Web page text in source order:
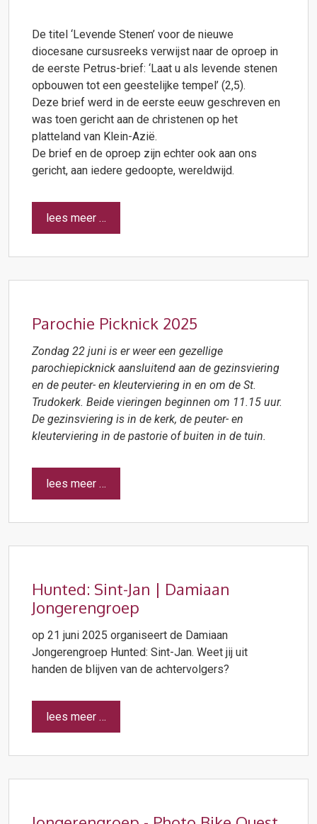
De titel ‘Levende Stenen’ voor de nieuwe
diocesane cursusreeks verwijst naar de oproep in
de eerste Petrus-brief: ‘Laat u als levende stenen
opbouwen tot een geestelijke tempel’ (2,5).
Deze brief werd in de eerste eeuw geschreven en
was toen gericht aan de christenen op het
platteland van Klein-Azië.
De brief en de oproep zijn echter ook aan ons
gericht, aan iedere gedoopte, wereldwijd.
lees meer …
Parochie Picknick 2025
Zondag 22 juni is er weer een gezellige
parochiepicknick aansluitend aan de gezinsviering
en de peuter- en kleuterviering in en om de St.
Trudokerk. Beide vieringen beginnen om 11.15 uur.
De gezinsviering is in de kerk, de peuter- en
kleuterviering in de pastorie of buiten in de tuin.
lees meer …
Hunted: Sint-Jan | Damiaan
Jongerengroep
op 21 juni 2025 organiseert de Damiaan
Jongerengroep Hunted: Sint-Jan. Weet jij uit
handen de blijven van de achtervolgers?
lees meer …